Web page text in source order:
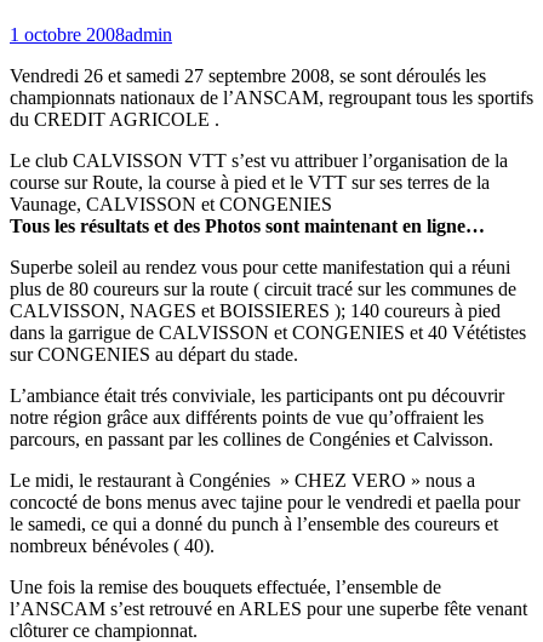
1 octobre 2008admin
Vendredi 26 et samedi 27 septembre 2008, se sont déroulés les
championnats nationaux de l’ANSCAM, regroupant tous les sportifs
du CREDIT AGRICOLE .
Le club CALVISSON VTT s’est vu attribuer l’organisation de la
course sur Route, la course à pied et le VTT sur ses terres de la
Vaunage, CALVISSON et CONGENIES
Tous les résultats et des Photos sont maintenant en ligne…
Superbe soleil au rendez vous pour cette manifestation qui a réuni
plus de 80 coureurs sur la route ( circuit tracé sur les communes de
CALVISSON, NAGES et BOISSIERES ); 140 coureurs à pied
dans la garrigue de CALVISSON et CONGENIES et 40 Vététistes
sur CONGENIES au départ du stade.
L’ambiance était trés conviviale, les participants ont pu découvrir
notre région grâce aux différents points de vue qu’offraient les
parcours, en passant par les collines de Congénies et Calvisson.
Le midi, le restaurant à Congénies » CHEZ VERO » nous a
concocté de bons menus avec tajine pour le vendredi et paella pour
le samedi, ce qui a donné du punch à l’ensemble des coureurs et
nombreux bénévoles ( 40).
Une fois la remise des bouquets effectuée, l’ensemble de
l’ANSCAM s’est retrouvé en ARLES pour une superbe fête venant
clôturer ce championnat.